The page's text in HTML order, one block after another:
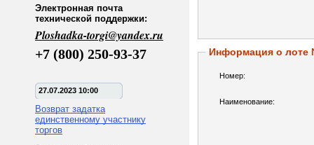
Электронная почта
технической поддержки:
Ploshadka-torgi@yandex.ru
+7 (800) 250-93-37
27.07.2023 10:00
Возврат задатка
единственному участнику
торгов
Информация о лоте
Номер:
Наименование: